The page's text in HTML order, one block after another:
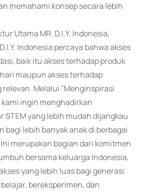
memahami konsep secara lebih
Utama MR. D.I.Y. Indonesia,
Indonesia percaya bahwa akses
baik itu akses terhadap produk
maupun akses terhadap
relevan. Melalui "Menginspirasi
ingin menghadirkan
STEM yang lebih mudah dijangkau
bagi lebih banyak anak di berbagai
merupakan bagian dari komitmen
bersama keluarga Indonesia,
yang lebih luas bagi generasi
bereksperimen, dan